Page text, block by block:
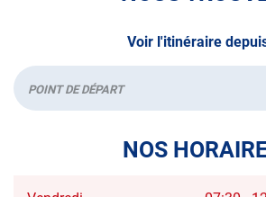
Voir l'itinéraire
Départ
NOS